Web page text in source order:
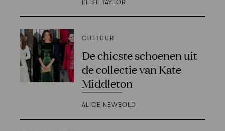
ELISE TAYLOR
CULTUUR
De chicste schoenen uit
de collectie van Kate
Middleton
ALICE NEWBOLD